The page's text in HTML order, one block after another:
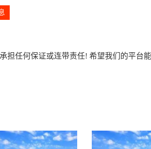
担任何保证或连带责任! 希望我们的平台